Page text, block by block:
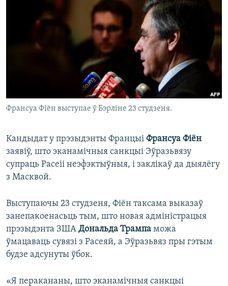
КАЛЯНДАР
НА ХВАЛЯХ СВАБОДЫ
Франсуа Фіён выступае ў Бэрліне 23 студзеня.
Кандыдат у прэзыдэнты Францыі Франсуа Фіён
заявіў, што эканамічныя санкцыі Эўразьвязу
супраць Расеіі неэфэктыўныя, і заклікаў да дыялёгу
з Масквой.
Выступаючы 23 студзеня, Фіён таксама выказаў
занепакоенасьць тым, што новая адміністрацыя
прэзыдэнта ЗША Дональда Трампа можа
ўмацаваць сувязі з Расеяй, а Эўразьвяз пры гэтым
будзе адсунуты ўбок.
«Я перакананы, што эканамічныя санкцыі